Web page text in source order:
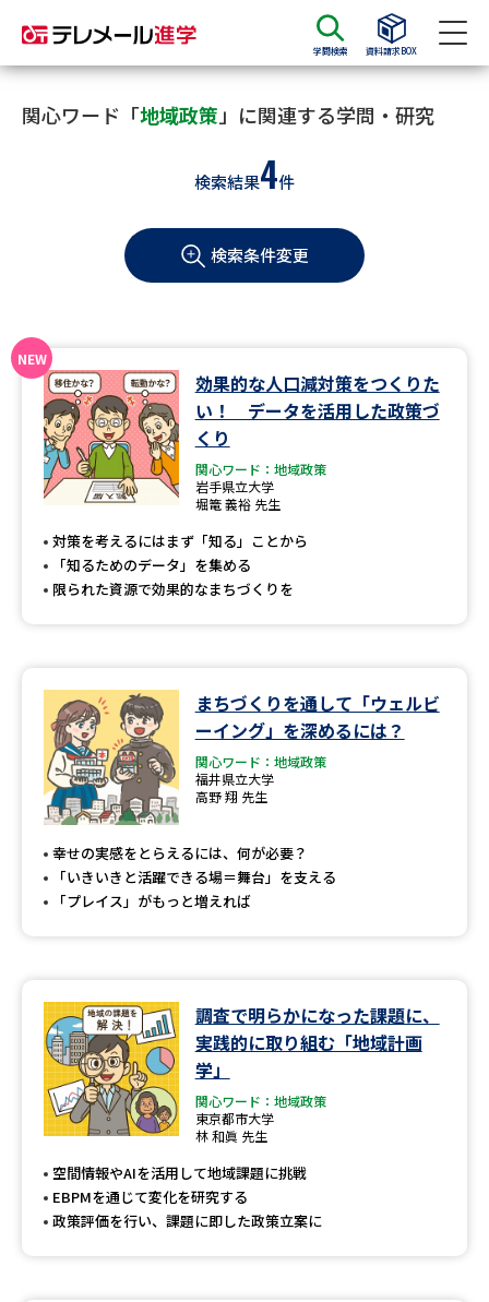
学問検索 資料請求BOX
資料請求 資料検索
大学・短大の資料種類から請求
学部・学科パンフ
過去問題集
大学・短大以外の資料から請求
専門学校の資料請求 大学院の資料請求
留学・進学関連、塾・予備校
大学入学共通テスト「受験案
大学入学共通テスト「受験上の
高等学校（情報）教員資格認定
大学研究
大学で学べる内容や特徴を調べる
データサイエンス特集 奨学金・特待生制度特集
デジタルパンフレット
新学年スタート号特集ページ
新学年スタート号特集ページ
SELFBRAND特集ページ
関心ワード「地域政策 」に関連する学問・研究
検索結果4件
検索条件変更
効果的な人口減対策をつくりた
い！ データを活用した政策づ
くり
関心ワード：地域政策
岩手県立大学
堀篭 義裕 先生
対策を考えるにはまず「知る」ことから
「知るためのデータ」を集める
限られた資源で効果的なまちづくりを
まちづくりを通して「ウェルビ
ーイング」を深めるには？
関心ワード：地域政策
福井県立大学
高野 翔 先生
幸せの実感をとらえるには、何が必要？
「いきいきと活躍できる場＝舞台」を支える
「プレイス」がもっと増えれば
調査で明らかになった課題に、
実践的に取り組む「地域計画
学」
関心ワード：地域政策
東京都市大学
林 和眞 先生
空間情報やAIを活用して地域課題に挑戦
EBPMを通じて変化を研究する
政策評価を行い、課題に即した政策立案に